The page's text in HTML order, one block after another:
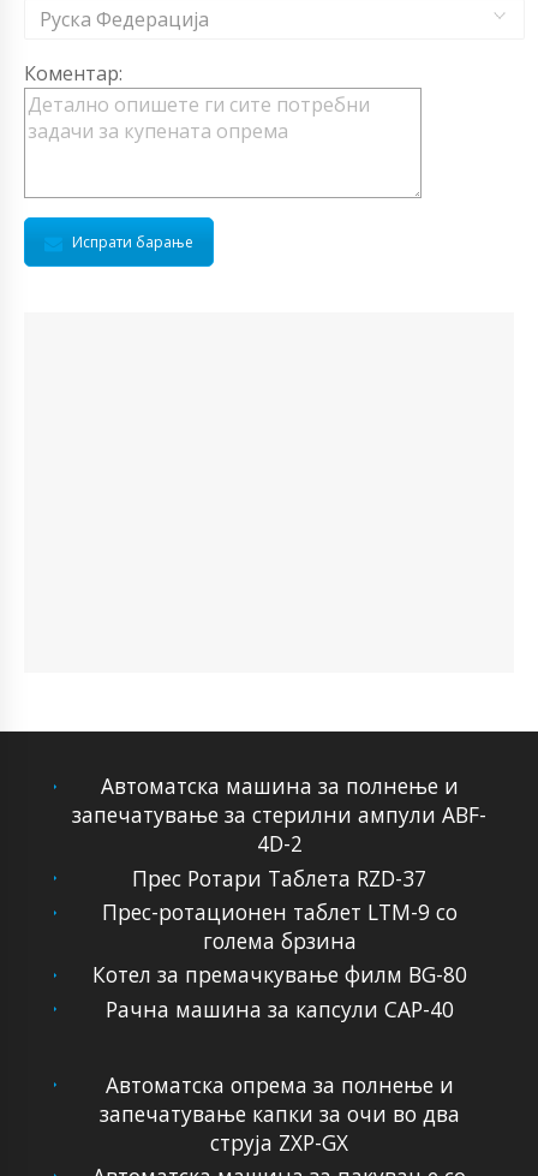
Руска Федерација
Коментар:
Испрати барање
Автоматска машина за полнење и
запечатување за стерилни ампули ABF-
4D-2
Прес Ротари Таблета RZD-37
Прес-ротационен таблет LTM-9 со
голема брзина
Котел за премачкување филм BG-80
Рачна машина за капсули CAP-40
Автоматска опрема за полнење и
запечатување капки за очи во два
струја ZXP-GX